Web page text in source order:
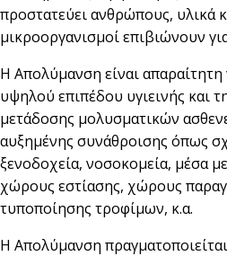
προστατεύει ανθρώπους, υλικά
μικροοργανισμοί επιβιώνουν
Η Απολύμανση είναι απαραίτητη
υψηλού επιπέδου υγιεινής και
μετάδοσης μολυσματικών
αυξημένης συνάθροισης όπως
ξενοδοχεία, νοσοκομεία, μέσα
χώρους εστίασης, χώρους
τυποποίησης τροφίμων, κ.α.
Η Απολύμανση